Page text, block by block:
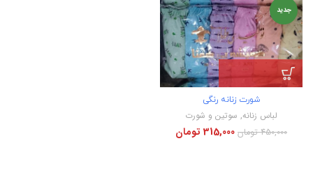
جدید
شورت زنانه رنگی
لباس زنانه, سوتین و شورت
450,000 تومان 315,000 تومان